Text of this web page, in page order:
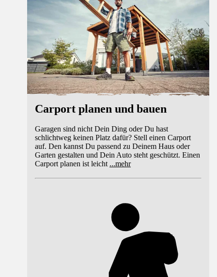
Carport planen und bauen
Garagen sind nicht Dein Ding oder Du hast
schlichtweg keinen Platz dafür? Stell einen Carport
auf. Den kannst Du passend zu Deinem Haus oder
Garten gestalten und Dein Auto steht geschützt. Einen
Carport planen ist leicht ...mehr